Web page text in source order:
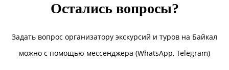
Остались вопросы?
Задать вопрос организатору экскурсий и туров на Байкал
можно с помощью мессенджера (WhatsApp, Telegram)